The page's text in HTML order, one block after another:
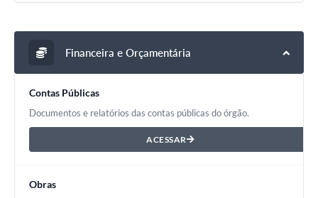
Financeira e Orçamentária
Contas Públicas
Documentos e relatórios das contas públicas do órgão.
ACESSAR
Obras